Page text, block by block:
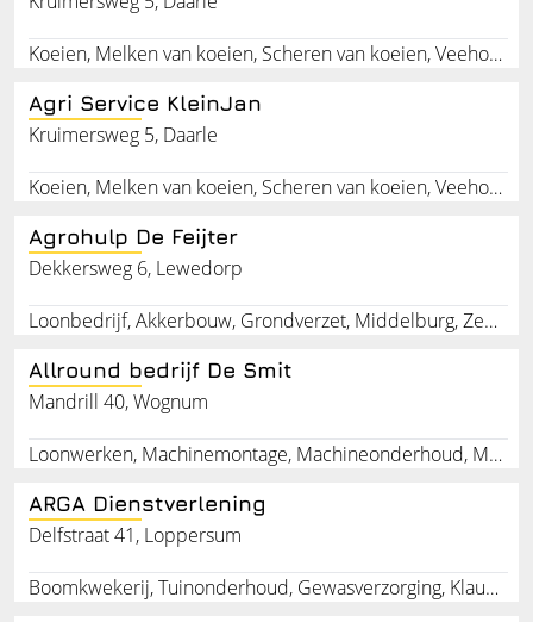
Koeien, Melken van koeien, Scheren van koeien, Veehouder, Koeienverzorger, Agrarische werkzaamheden
Agri Service KleinJan
Kruimersweg 5, Daarle
Koeien, Melken van koeien, Scheren van koeien, Veehouder, Koeienverzorger, Agrarische werkzaamheden
Agrohulp De Feijter
Dekkersweg 6, Lewedorp
Loonbedrijf, Akkerbouw, Grondverzet, Middelburg, Zeeland
Allround bedrijf De Smit
Mandrill 40, Wognum
Loonwerken, Machinemontage, Machineonderhoud, Machinereparatie
ARGA Dienstverlening
Delfstraat 41, Loppersum
Boomkwekerij, Tuinonderhoud, Gewasverzorging, Klauwverzorging, Rundveepedicure